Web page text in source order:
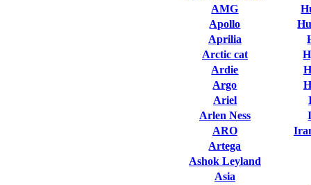
AMG
Apollo
Aprilia
Arctic cat
Ardie
Argo
Ariel
Arlen Ness
ARO
Artega
Ashok Leyland
Asia